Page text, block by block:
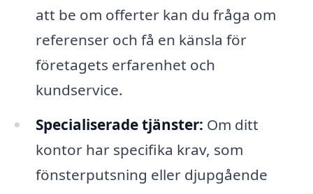
att be om offerter kan du fråga om
referenser och få en känsla för
företagets erfarenhet och
kundservice.
Specialiserade tjänster: Om ditt
kontor har specifika krav, som
fönsterputsning eller djupgående